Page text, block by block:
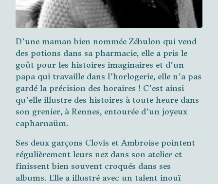
D’une maman bien nommée Zébulon qui vend
des potions dans sa pharmacie, elle a pris le
goût pour les histoires imaginaires et d’un
papa qui travaille dans l’horlogerie, elle n’a pas
gardé la précision des horaires ! C’est ainsi
qu’elle illustre des histoires à toute heure dans
son grenier, à Rennes, entourée d’un joyeux
capharnaüm.
Ses deux garçons Clovis et Ambroise pointent
régulièrement leurs nez dans son atelier et
finissent bien souvent croqués dans ses
albums. Elle a illustré avec un talent inouï